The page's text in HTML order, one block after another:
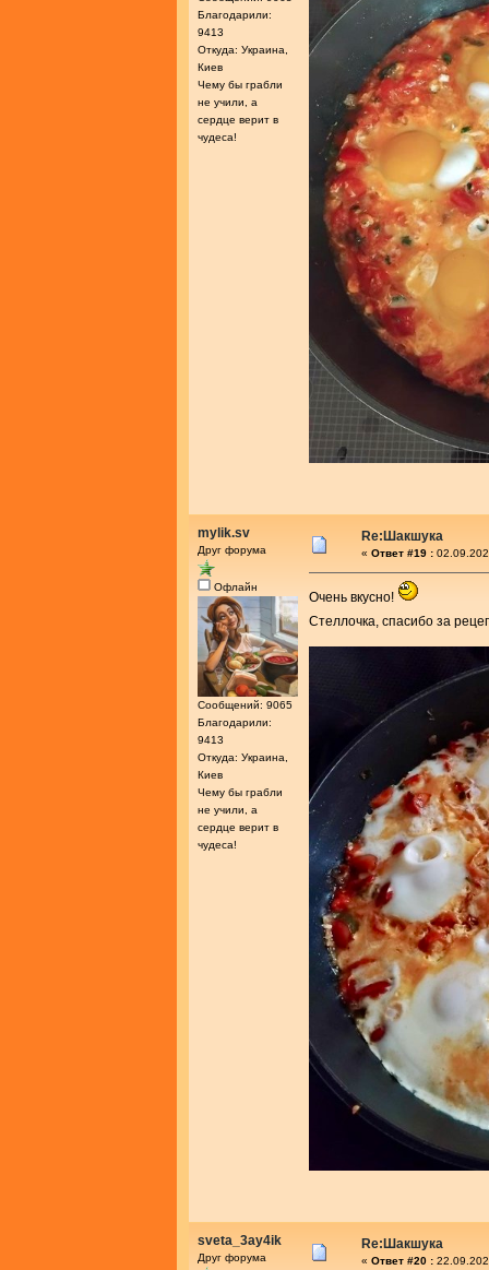
Благодарили:
9413
Откуда: Украина,
Киев
Чему бы грабли
не учили, а
сердце верит в
чудеса!
mylik.sv
Друг форума
Офлайн
Сообщений: 9065
Благодарили:
9413
Откуда: Украина,
Киев
Чему бы грабли
не учили, а
сердце верит в
чудеса!
Re:Шакшука
« Ответ #19 :
Очень вкусно!
Стеллочка, спасибо за
sveta_3ay4ik
Друг форума
Re:Шакшука
« Ответ #20 :